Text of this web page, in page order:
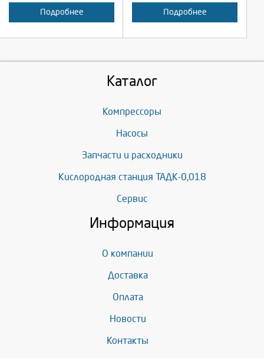
Подробнее Подробнее
Каталог
Компрессоры
Насосы
Запчасти и расходники
Кислородная станция ТАДК-0,018
Сервис
Информация
О компании
Доставка
Оплата
Новости
Контакты